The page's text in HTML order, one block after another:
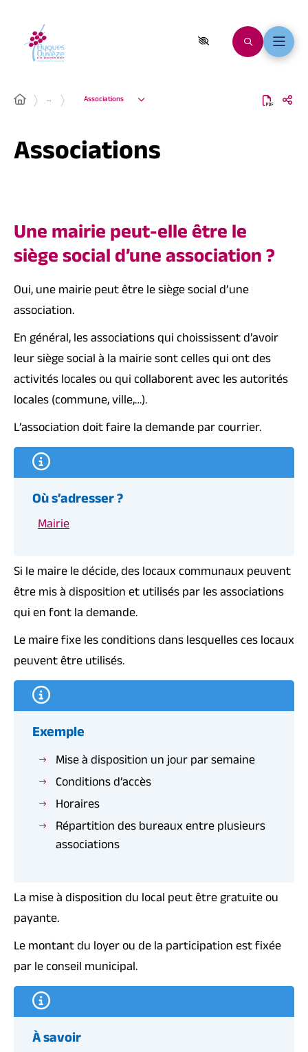
… Associations
Associations
Une mairie peut-elle être le
siège social d’une association ?
Oui, une mairie peut être lesiège social d’une
association.
En général, les associations qui choississent d’avoir
leur siège social à la mairie sont celles qui ont des
activités locales ou qui collaborent avec les autorités
locales (commune, ville,…).
L’association doit faire la demande par courrier.
Où s’adresser ?
Mairie
Si le maire le décide, des locaux communaux peuvent
être mis à disposition et utilisés par les associations
qui en font la demande.
Le maire fixe les conditions dans lesquelles ces locaux
peuvent être utilisés.
Exemple
Mise à disposition un jour par semaine
Conditions d’accès
Horaires
Répartition des bureaux entre plusieurs
associations
La mise à disposition du local peut être gratuite ou
payante.
Le montant du loyer ou de la participation est fixée
par le conseil municipal.
À savoir